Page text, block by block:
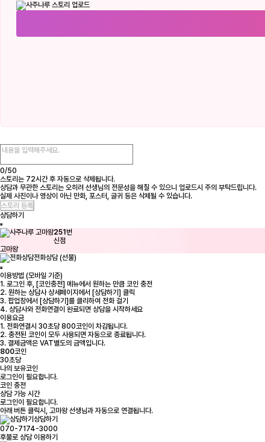
0/50
스토리는 72시간 후 자동으로 삭제됩니다.
상담과 무관한 스토리는 오히려 선생님의 전문성을 해칠 수 있으니 업로드시 주의 부탁드립니다.
실제 사진이나 영상이 아닌 만화, 포스터, 글귀 등은 삭제될 수 있습니다.
상담하기
251번
신점
고마왕
전화상담 (선불)
이용방법 (모바일 기준)
1. 로그인 후, [코인충전] 메뉴에서 원하는 만큼 코인 충전
2. 원하는 상담사 상세페이지에서 [상담하기] 클릭
3. 팝업창에서 [상담하기]를 클리하여 전화 걸기
4. 상담사와 전화연결이 완료되면 상담을 시작하세요
이용요금
1. 전화연결시 30초당 800코인이 차감됩니다.
2. 충전된 코인이 모두 사용되면 자동으로 종료됩니다.
3. 결제금액은 VAT별도의 금액입니다.
800코인
30초당
나의 보유코인
로그인이 필요합니다.
코인 충전
상담 가능 시간
로그인이 필요합니다.
아래 버튼 클릭시, 고마왕 선생님과 자동으로 연결됩니다.
상담하기
070-7174-3000
후불로 상담 이용하기